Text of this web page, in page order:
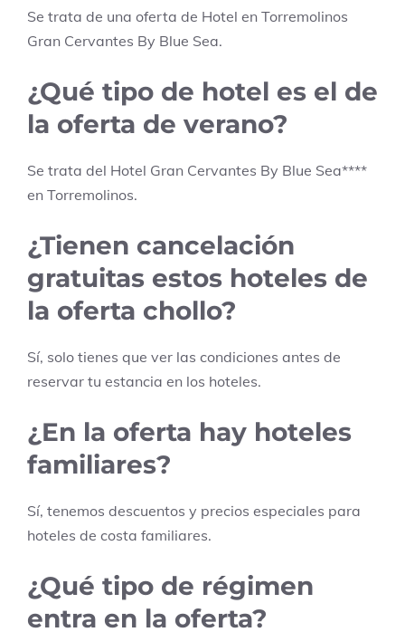
Se trata de una oferta de Hotel en Torremolinos
Gran Cervantes By Blue Sea.
¿Qué tipo de hotel es el de
la oferta de verano?
Se trata del Hotel Gran Cervantes By Blue Sea****
en Torremolinos.
¿Tienen cancelación
gratuitas estos hoteles de
la oferta chollo?
Sí, solo tienes que ver las condiciones antes de
reservar tu estancia en los hoteles.
¿En la oferta hay hoteles
familiares?
Sí, tenemos descuentos y precios especiales para
hoteles de costa familiares.
¿Qué tipo de régimen
entra en la oferta?